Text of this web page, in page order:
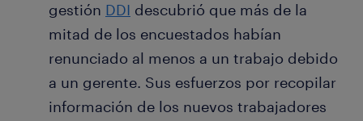
gestión DDI descubrió que más de la
mitad de los encuestados habían
renunciado al menos a un trabajo debido
a un gerente. Sus esfuerzos por recopilar
información de los nuevos trabajadores